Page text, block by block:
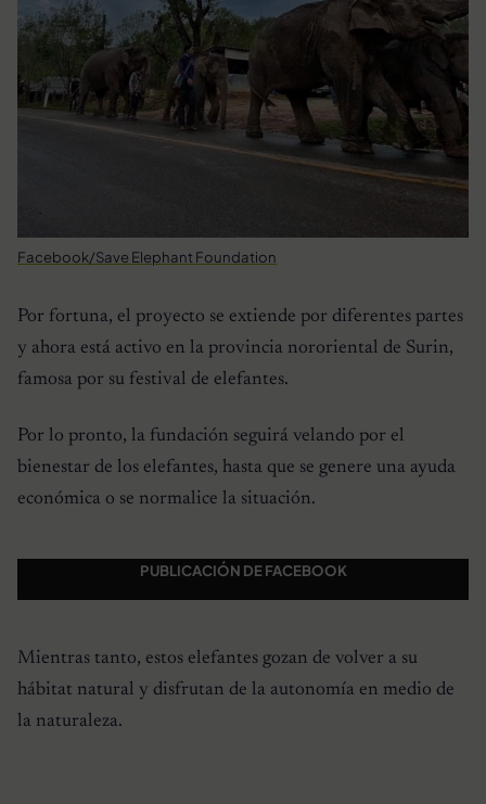
Facebook/Save Elephant Foundation
Por fortuna, el proyecto se extiende por diferentes partes
y ahora está activo en la provincia nororiental de Surin,
famosa por su festival de elefantes.
Por lo pronto, la fundación seguirá velando por el
bienestar de los elefantes, hasta que se genere una ayuda
económica o se normalice la situación.
PUBLICACIÓN DE FACEBOOK
Mientras tanto, estos elefantes gozan de volver a su
hábitat natural y disfrutan de la autonomía en medio de
la naturaleza.